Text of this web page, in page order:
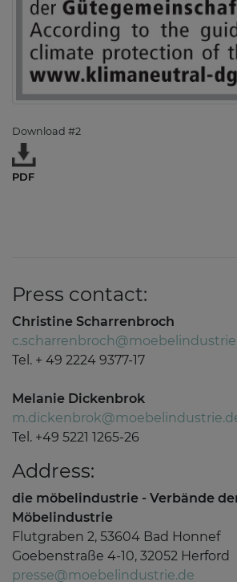
Download #2
PDF
Press contact:
Christine Scharrenbroch
Tel. + 49 2224 9377-17
Melanie Dickenbrok
Tel. +49 5221 1265-26
Address:
die möbelindustrie - Verbände
Möbelindustrie
Flutgraben 2, 53604 Bad Honnef
Goebenstraße 4-10, 32052 Herford
presse@moebelindustrie.de